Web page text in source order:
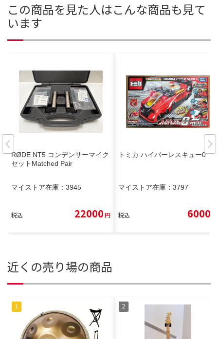
この商品を見た人はこんな商品も見て
います
RØDE NT5 コンデンサーマイク
セットMatched Pair
マイストア在庫： 3945
税込 22000円
トミカ ハイパーレスキュー0
マイストア在庫： 3797
税込 6000
近くの売り場の商品